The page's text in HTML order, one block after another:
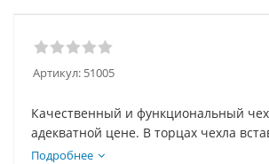
Артикул: 51005
Качественный и функциональный
адекватной цене. В торцах чехла
материала, защищающие лыжи, когда
Подробнее